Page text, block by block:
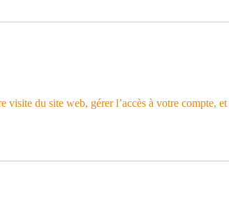
du site web, gérer l’accès à votre compte,